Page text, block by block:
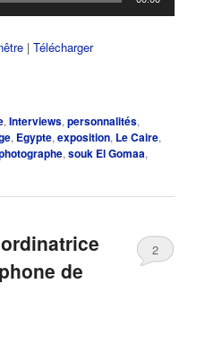
|Télécharger
,Interviews,personnalités,
, Egypte,exposition, Le Caire,
,souk El Gomaa,
de
2